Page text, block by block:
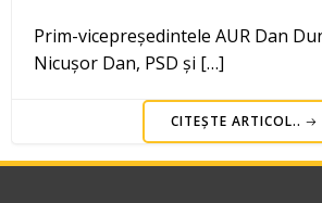
Prim-vicepreședintele AUR Dan
Nicușor Dan, PSD și […]
CITEȘTE ARTICOL..